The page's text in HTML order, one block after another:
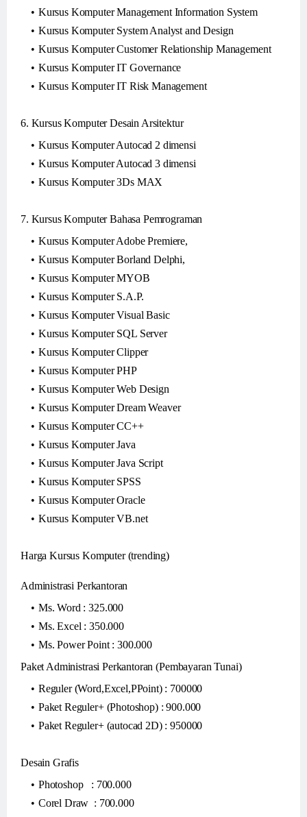
Kursus Komputer Management Information System
Kursus Komputer System Analyst and Design
Kursus Komputer Customer Relationship Management
Kursus Komputer IT Governance
Kursus Komputer IT Risk Management
6. Kursus Komputer Desain Arsitektur
Kursus Komputer Autocad 2 dimensi
Kursus Komputer Autocad 3 dimensi
Kursus Komputer 3Ds MAX
7. Kursus Komputer Bahasa Pemrograman
Kursus Komputer Adobe Premiere,
Kursus Komputer Borland Delphi,
Kursus Komputer MYOB
Kursus Komputer S.A.P.
Kursus Komputer Visual Basic
Kursus Komputer SQL Server
Kursus Komputer Clipper
Kursus Komputer PHP
Kursus Komputer Web Design
Kursus Komputer Dream Weaver
Kursus Komputer CC++
Kursus Komputer Java
Kursus Komputer Java Script
Kursus Komputer SPSS
Kursus Komputer Oracle
Kursus Komputer VB.net
Harga Kursus Komputer (trending)
Administrasi Perkantoran
Ms. Word : 325.000
Ms. Excel : 350.000
Ms. Power Point : 300.000
Paket Administrasi Perkantoran (Pembayaran Tunai)
Reguler (Word,Excel,PPoint) : 700000
Paket Reguler+ (Photoshop) : 900.000
Paket Reguler+ (autocad 2D) : 950000
Desain Grafis
Photoshop : 700.000
Corel Draw : 700.000